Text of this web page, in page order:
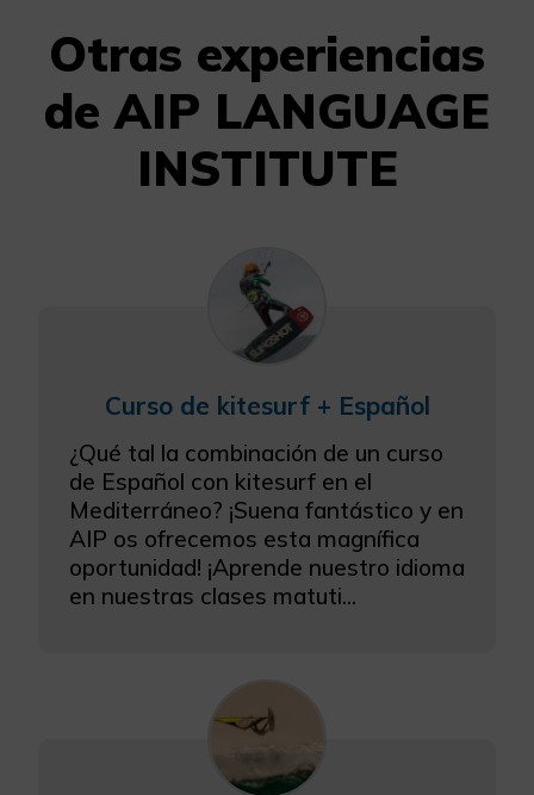
Otras experiencias
de AIP LANGUAGE
INSTITUTE
Curso de kitesurf + Español
¿Qué tal la combinación de un curso
de Español con kitesurf en el
Mediterráneo? ¡Suena fantástico y en
AIP os ofrecemos esta magnífica
oportunidad! ¡Aprende nuestro idioma
en nuestras clases matuti...